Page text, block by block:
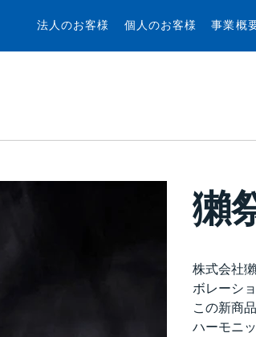
法人のお客様 個人のお客様 事業概
獺
株式会社
ボレーシ
この新商
ハーモニ